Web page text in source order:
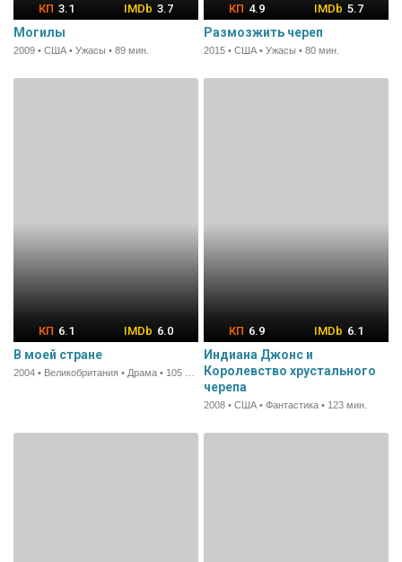
3.1 3.7
Могилы
2009 • США • Ужасы • 89 мин.
4.9 5.7
Размозжить череп
2015 • США • Ужасы • 80 мин.
6.1 6.0
В моей стране
6.9 6.1
Индиана Джонс и
Королевство хрустального
черепа
2008 • США • Фантастика • 123 мин.